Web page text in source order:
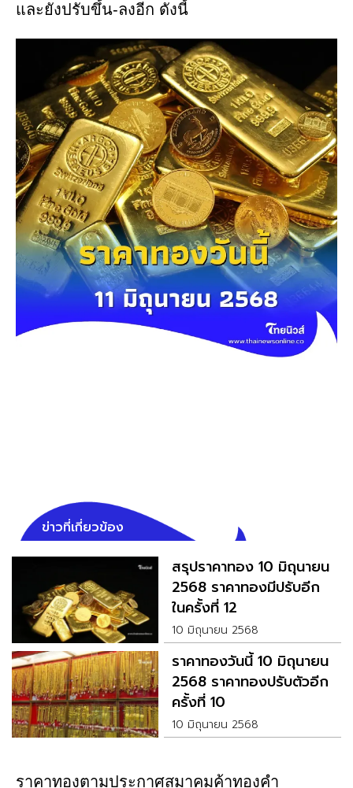
และยังปรับขึ้น-ลงอีก ดังนี้
ข่าวที่เกี่ยวข้อง
สรุปราคาทอง 10 มิถุนายน
2568 ราคาทองมีปรับอีก
ในครั้งที่ 12
10 มิถุนายน 2568
ราคาทองวันนี้ 10 มิถุนายน
2568 ราคาทองปรับตัวอีก
ครั้งที่ 10
10 มิถุนายน 2568
ราคาทองตามประกาศสมาคมค้าทองคำ